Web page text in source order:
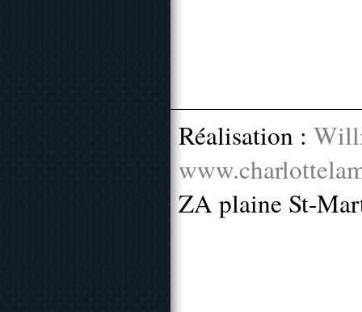
Réalisation :
ZA plaine St-